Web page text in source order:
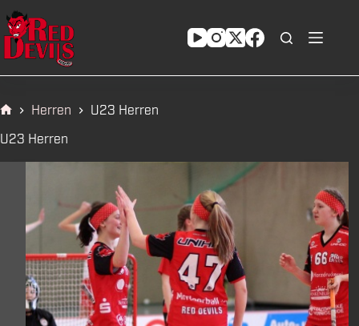
Zum
Inhalt
springen
Herren
U23 Herren
U23 Herren